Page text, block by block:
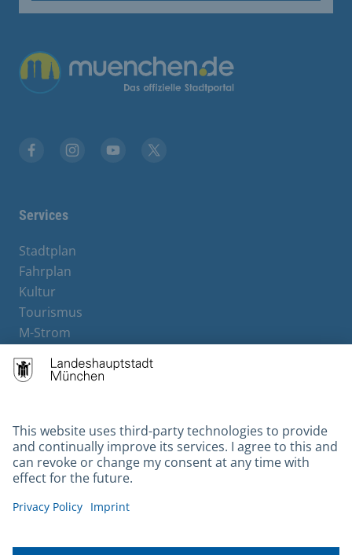
Übergreifende Links
Services
Stadtplan
Fahrplan
Kultur
Tourismus
M-Strom
Hotels
Contact
Barrierefreiheit
Leichte Sprache
Gebärdensprache
Kontakt